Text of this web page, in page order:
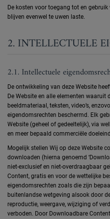
De kosten voor toegang tot en
blijven evenwel te uwen laste.
2. INTELLECTUELE
2.1. Intellectuele
De ontwikkeling van deze Website
De Website en alle elementen waaruit
beeldmateriaal, teksten, video’s,
eigendomsrechten beschermd. Elk
Website (geheel of gedeeltelijk), via
en meer bepaald commerciële
Mogelijk stellen Wij op deze Website
downloaden (hierna genoemd
niet-exclusief en niet-overdraagbaar
Content, gratis en voor de wettelijke
eigendomsrechten zoals die zijn
buitenlandse wetgeving alsook door
reproductie, weergave, wijziging of
verboden. Door Downloadbare